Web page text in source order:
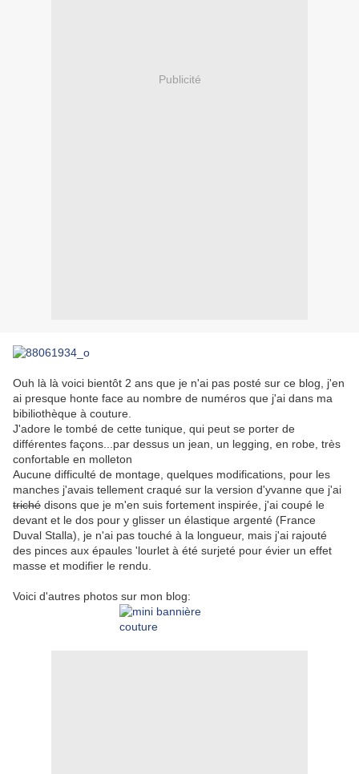
Publicité
Ouh là là voici bientôt 2 ans que je n'ai pas posté sur ce blog, j'en
ai presque honte face au nombre de numéros que j'ai dans ma
bibiliothèque à couture.
J'adore le tombé de cette tunique, qui peut se porter de
différentes façons...par dessus un jean, un legging, en robe, très
confortable en molleton
Aucune difficulté de montage, quelques modifications, pour les
manches j'avais tellement craqué sur la version d'yvanne que j'ai
triché disons que je m'en suis fortement inspirée, j'ai coupé le
devant et le dos pour y glisser un élastique argenté (France
Duval Stalla), je n'ai pas touché à la longueur, mais j'ai rajouté
des pinces aux épaules 'lourlet à été surjeté pour évier un effet
masse et modifier le rendu.
Voici d'autres photos sur mon blog: